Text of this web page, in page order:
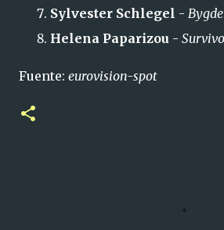
Sylvester Schlegel -
Helena Paparizou -
Fuente: eurovision-spot